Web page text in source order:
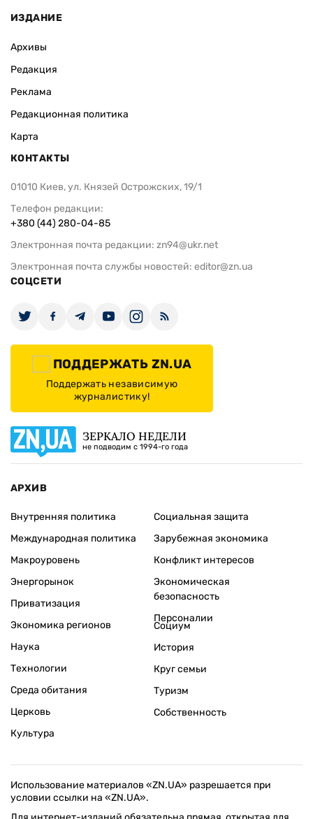
ИЗДАНИЕ
Архивы
Редакция
Реклама
Редакционная политика
Карта
КОНТАКТЫ
01010 Киев, ул. Князей Острожских, 19/1
Телефон редакции:
+380 (44) 280-04-85
Электронная почта редакции: zn94@ukr.net
Электронная почта службы новостей: editor@zn.ua
СОЦСЕТИ
ПОДДЕРЖАТЬ ZN.UA
Поддержать независимую
журналистику!
ЗЕРКАЛО НЕДЕЛИ
не подводим с 1994-го года
АРХИВ
Внутренняя политика
Международная политика
Макроуровень
Энергорынок
Приватизация
Экономика регионов
Социальная защита
Зарубежная экономика
Конфликт интересов
Экономическая
безопасность
Персоналии
Наука
Технологии
Среда обитания
Церковь
Культура
Социум
История
Круг семьи
Туризм
Собственность
Использование материалов «ZN.UA» разрешается при
условии ссылки на «ZN.UA».